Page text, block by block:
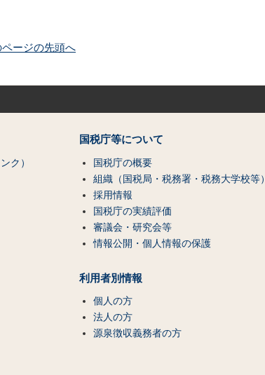
ページの先頭へ
ク）
国税庁等について
国税庁の概要
組織（国税局・税務署・税務大学校等）
採用情報
国税庁の実績評価
審議会・研究会等
情報公開・個人情報の保護
利用者別情報
個人の方
法人の方
源泉徴収義務者の方